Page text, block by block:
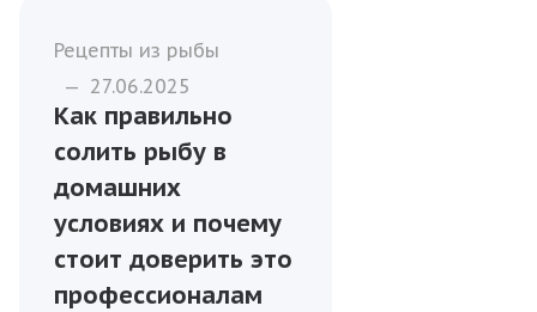
Рецепты из рыбы
— 27.06.2025
Как правильно
солить рыбу в
домашних
условиях и почему
стоит доверить это
профессионалам